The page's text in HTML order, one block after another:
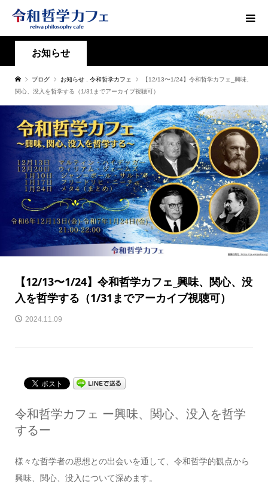
お知らせ
ブログ お知らせ 令和哲学カフェ
【12/13〜1/24】令和哲学カフェ_興味、
関心、没入を哲学する（1/31までアーカイブ視聴可）
【12/13〜1/24】令和哲学カフェ_興味、関心、没
入を哲学する（1/31までアーカイブ視聴可）
2024.11.09
令和哲学カフェ ー興味、関心、没入を哲学
するー
様々な哲学者の思想との出会いを通して、令和哲学的観点から
興味、関心、没入について深めます。